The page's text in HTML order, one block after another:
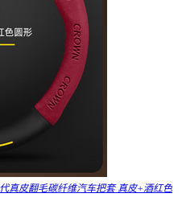
真皮翻毛碳纤维汽车把套 真皮+酒红色